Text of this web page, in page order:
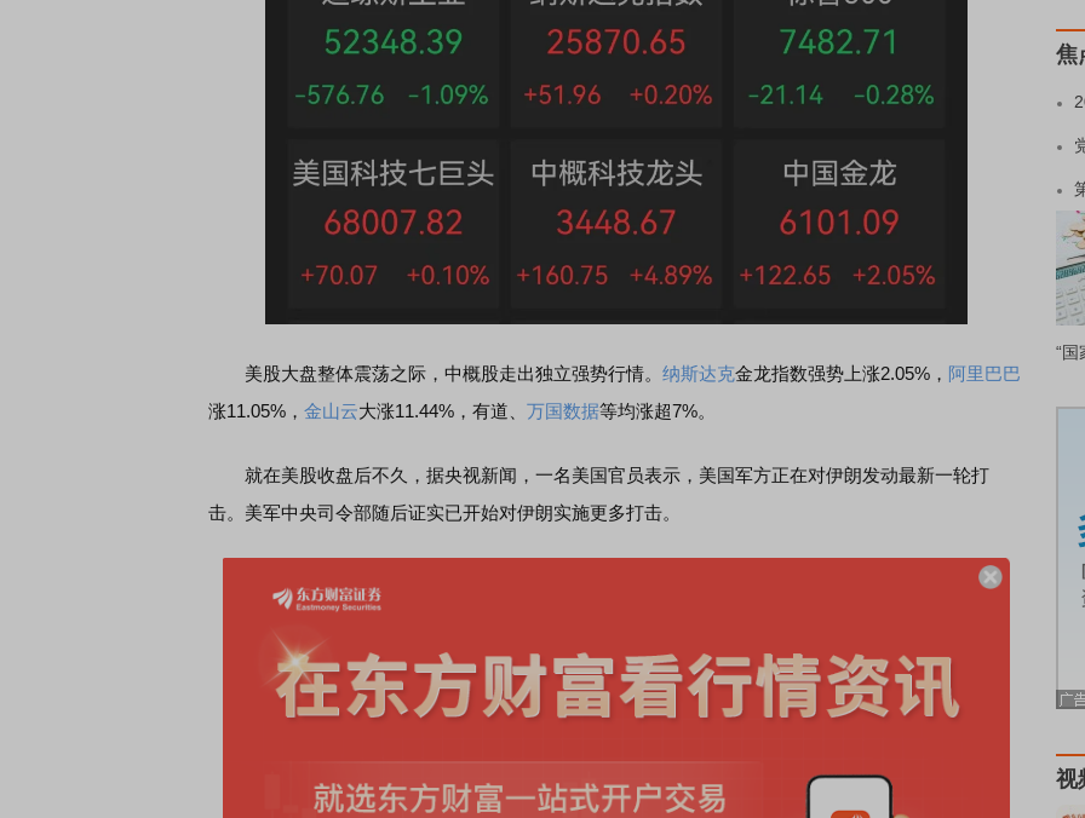
美股大盘整体震荡之际，中概股走出独立强势行情。 纳斯达克金龙指数强势上涨2.05%， 阿里巴巴
涨11.05%， 金山云大涨11.44%，有道、 万国数据等均涨超7%。
就在美股收盘后不久，据央视新闻，一名美国官员表示，美国军方正在对伊朗发动最新一轮打
击。美军中央司令部随后证实已开始对伊朗实施更多打击。
焦
“国
视